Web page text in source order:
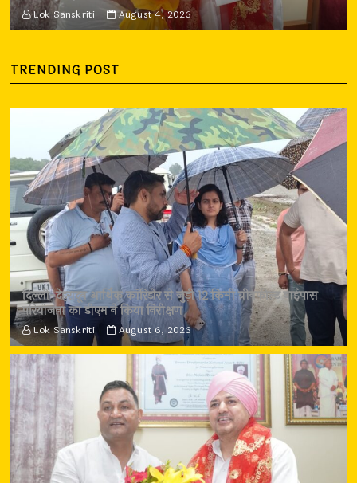
Lok Sanskriti August 4, 2026
TRENDING POST
दिल्ली-देहरादून आर्थिक कॉरिडोर से जुड़ी 12 किमी ग्रीनफील्ड बाईपास
परियोजना का डीएम ने किया निरीक्षण
Lok Sanskriti August 6, 2026